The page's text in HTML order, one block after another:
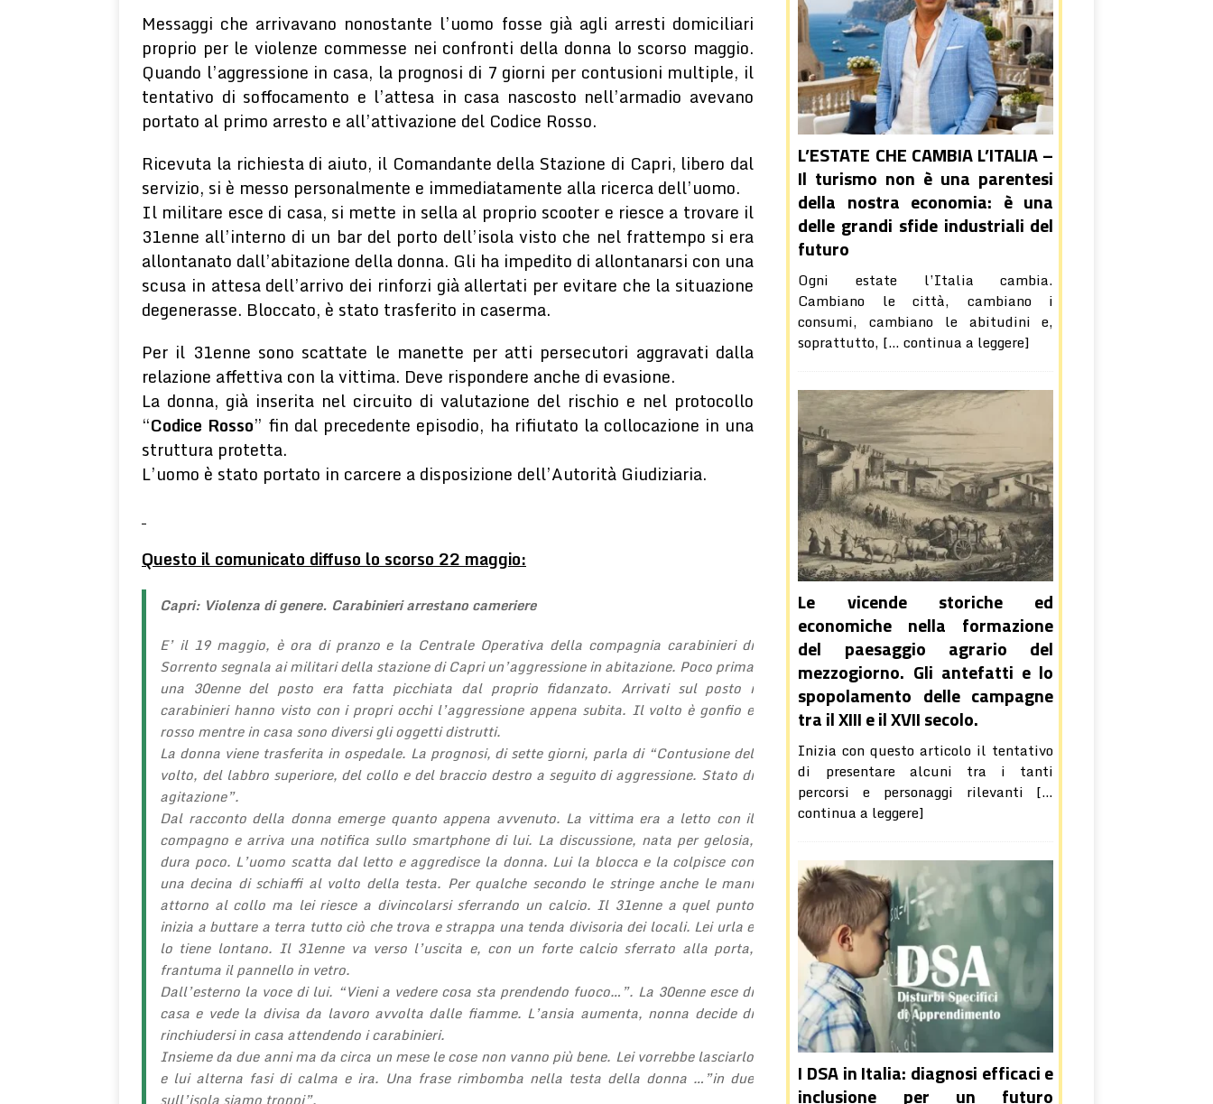
Messaggi che arrivavano nonostante l’uomo fosse già agli arresti domiciliari
proprio per le violenze commesse nei confronti della donna lo scorso maggio.
Quando l’aggressione in casa, la prognosi di 7 giorni per contusioni multiple, il
tentativo di soffocamento e l’attesa in casa nascosto nell’armadio avevano
portato al primo arresto e all’attivazione del Codice Rosso.
Ricevuta la richiesta di aiuto, il Comandante della Stazione di Capri, libero dal
servizio, si è messo personalmente e immediatamente alla ricerca dell’uomo.
Il militare esce di casa, si mette in sella al proprio scooter e riesce a trovare il
31enne all’interno di un bar del porto dell’isola visto che nel frattempo si era
allontanato dall’abitazione della donna. Gli ha impedito di allontanarsi con una
scusa in attesa dell’arrivo dei rinforzi già allertati per evitare che la situazione
degenerasse. Bloccato, è stato trasferito in caserma.
Per il 31enne sono scattate le manette per atti persecutori aggravati dalla
relazione affettiva con la vittima. Deve rispondere anche di evasione.
La donna, già inserita nel circuito di valutazione del rischio e nel protocollo
“Codice Rosso” fin dal precedente episodio, ha rifiutato la collocazione in una
struttura protetta.
L’uomo è stato portato in carcere a disposizione dell’Autorità Giudiziaria.
Questo il comunicato diffuso lo scorso 22 maggio:
Capri: Violenza di genere. Carabinieri arrestano cameriere
E’ il 19 maggio, è ora di pranzo e la Centrale Operativa della compagnia carabinieri di
Sorrento segnala ai militari della stazione di Capri un’aggressione in abitazione. Poco prima
una 30enne del posto era fatta picchiata dal proprio fidanzato. Arrivati sul posto i
carabinieri hanno visto con i propri occhi l’aggressione appena subita. Il volto è gonfio e
rosso mentre in casa sono diversi gli oggetti distrutti.
La donna viene trasferita in ospedale. La prognosi, di sette giorni, parla di “Contusione del
volto, del labbro superiore, del collo e del braccio destro a seguito di aggressione. Stato di
agitazione”.
Dal racconto della donna emerge quanto appena avvenuto. La vittima era a letto con il
compagno e arriva una notifica sullo smartphone di lui. La discussione, nata per gelosia,
dura poco. L’uomo scatta dal letto e aggredisce la donna. Lui la blocca e la colpisce con
una decina di schiaffi al volto della testa. Per qualche secondo le stringe anche le mani
attorno al collo ma lei riesce a divincolarsi sferrando un calcio. Il 31enne a quel punto
inizia a buttare a terra tutto ciò che trova e strappa una tenda divisoria dei locali. Lei urla e
lo tiene lontano. Il 31enne va verso l’uscita e, con un forte calcio sferrato alla porta,
frantuma il pannello in vetro.
Dall’esterno la voce di lui. “Vieni a vedere cosa sta prendendo fuoco…”. La 30enne esce di
casa e vede la divisa da lavoro avvolta dalle fiamme. L’ansia aumenta, nonna decide di
rinchiudersi in casa attendendo i carabinieri.
Insieme da due anni ma da circa un mese le cose non vanno più bene. Lei vorrebbe lasciarlo
e lui alterna fasi di calma e ira. Una frase rimbomba nella testa della donna …”in due
sull’isola siamo troppi”.
L’ESTATE CHE CAMBIA L’ITALIA –
Il turismo non è una parentesi
della nostra economia: è una
delle grandi sfide industriali del
futuro
Ogni estate l’Italia cambia.
Cambiano le città, cambiano i
consumi, cambiano le abitudini e,
soprattutto, [… continua a leggere]
Le vicende storiche ed
economiche nella formazione
del paesaggio agrario del
mezzogiorno. Gli antefatti e lo
spopolamento delle campagne
tra il XIII e il XVII secolo.
Inizia con questo articolo il tentativo
di presentare alcuni tra i tanti
percorsi e personaggi rilevanti […
continua a leggere]
I DSA in Italia: diagnosi efficaci e
inclusione per un futuro